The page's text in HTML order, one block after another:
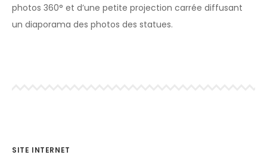
photos 360° et d’une petite projection carrée diffusant
un diaporama des photos des statues.
SITE INTERNET